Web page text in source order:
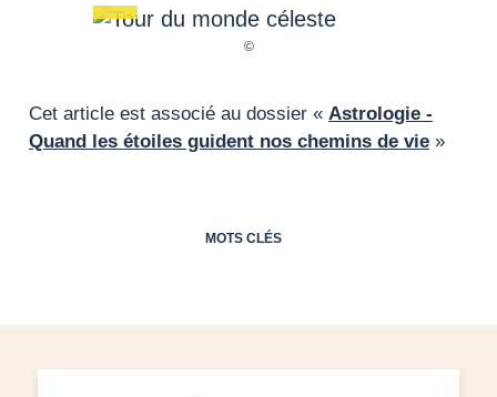
Cet article est associé au dossier « Astrologie -
Quand les étoiles guident nos chemins de vie »
MOTS CLÉS